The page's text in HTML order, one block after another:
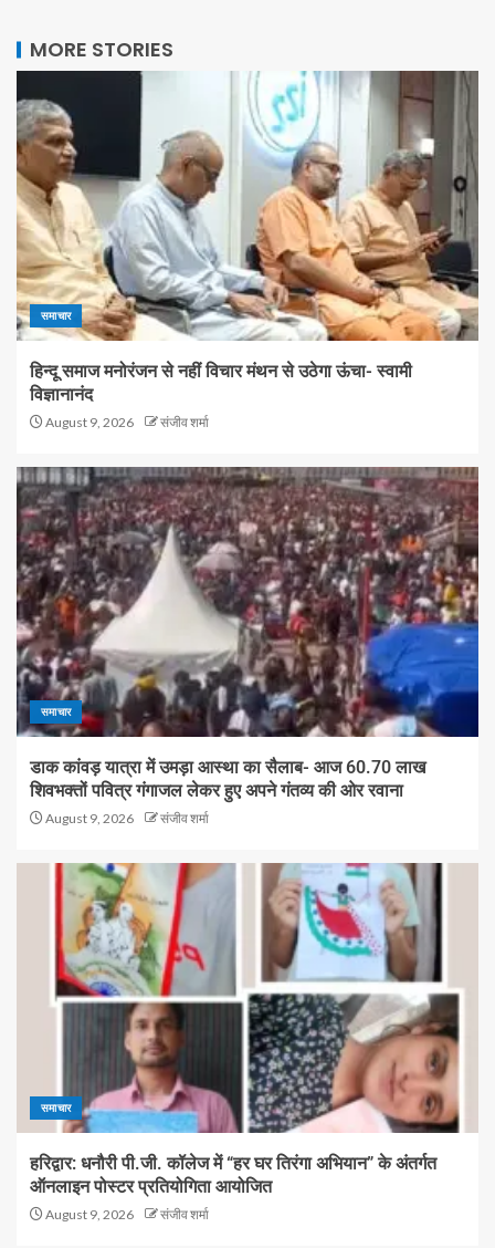
MORE STORIES
समाचार
हिन्दू समाज मनोरंजन से नहीं विचार मंथन से उठेगा ऊंचा- स्वामी
विज्ञानानंद
August 9, 2026 संजीव शर्मा
समाचार
डाक कांवड़ यात्रा में उमड़ा आस्था का सैलाब- आज 60.70 लाख
शिवभक्तों पवित्र गंगाजल लेकर हुए अपने गंतव्य की ओर रवाना
August 9, 2026 संजीव शर्मा
समाचार
हरिद्वार: धनौरी पी.जी. कॉलेज में “हर घर तिरंगा अभियान” के अंतर्गत
ऑनलाइन पोस्टर प्रतियोगिता आयोजित
August 9, 2026 संजीव शर्मा